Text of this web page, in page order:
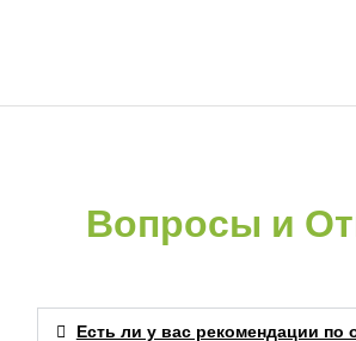
Вопросы и
Есть ли у вас рекомендации по